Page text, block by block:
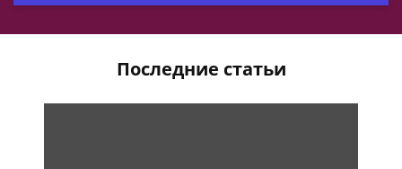
Последние статьи